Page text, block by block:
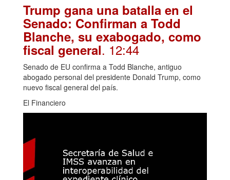
Trump gana una batalla en el
Senado: Confirman a Todd
Blanche, su exabogado, como
fiscal general. 12:44
Senado de EU confirma a Todd Blanche, antiguo
abogado personal del presidente Donald Trump, como
nuevo fiscal general del país.
El Financiero